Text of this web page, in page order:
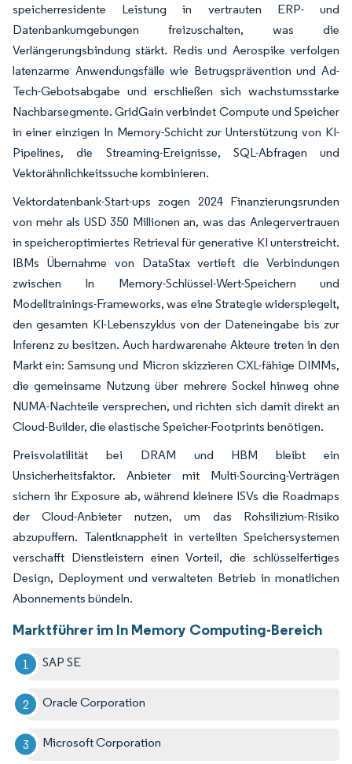
speicherresidente Leistung in vertrauten ERP- und
Datenbankumgebungen freizuschalten, was die
Verlängerungsbindung stärkt. Redis und Aerospike verfolgen
latenzarme Anwendungsfälle wie Betrugsprävention und Ad-
Tech-Gebotsabgabe und erschließen sich wachstumsstarke
Nachbarsegmente. GridGain verbindet Compute und Speicher
in einer einzigen In Memory-Schicht zur Unterstützung von KI-
Pipelines, die Streaming-Ereignisse, SQL-Abfragen und
Vektorähnlichkeitssuche kombinieren.
Vektordatenbank-Start-ups zogen 2024 Finanzierungsrunden
von mehr als USD 350 Millionen an, was das Anlegervertrauen
in speicheroptimiertes Retrieval für generative KI unterstreicht.
IBMs Übernahme von DataStax vertieft die Verbindungen
zwischen In Memory-Schlüssel-Wert-Speichern und
Modelltrainings-Frameworks, was eine Strategie widerspiegelt,
den gesamten KI-Lebenszyklus von der Dateneingabe bis zur
Inferenz zu besitzen. Auch hardwarenahe Akteure treten in den
Markt ein: Samsung und Micron skizzieren CXL-fähige DIMMs,
die gemeinsame Nutzung über mehrere Sockel hinweg ohne
NUMA-Nachteile versprechen, und richten sich damit direkt an
Cloud-Builder, die elastische Speicher-Footprints benötigen.
Preisvolatilität bei DRAM und HBM bleibt ein
Unsicherheitsfaktor. Anbieter mit Multi-Sourcing-Verträgen
sichern ihr Exposure ab, während kleinere ISVs die Roadmaps
der Cloud-Anbieter nutzen, um das Rohsilizium-Risiko
abzupuffern. Talentknappheit in verteilten Speichersystemen
verschafft Dienstleistern einen Vorteil, die schlüsselfertiges
Design, Deployment und verwalteten Betrieb in monatlichen
Abonnements bündeln.
Marktführer im In Memory Computing-Bereich
SAP SE
Oracle Corporation
Microsoft Corporation